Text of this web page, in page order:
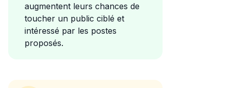
augmentent leurs chances de
toucher un public ciblé et
intéressé par les postes
proposés.